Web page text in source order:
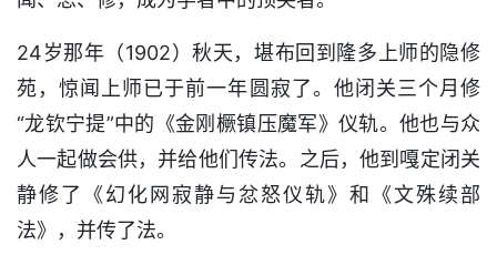
24岁那年（1902）秋天，堪布回到隆多上师的隐修
苑，惊闻上师已于前一年圆寂了。他闭关三个月修
“龙钦宁提”中的《金刚橛镇压魔军》仪轨。他也与众
人一起做会供，并给他们传法。之后，他到嘎定闭关
静修了《幻化网寂静与忿怒仪轨》和《文殊续部
法》，并传了法。